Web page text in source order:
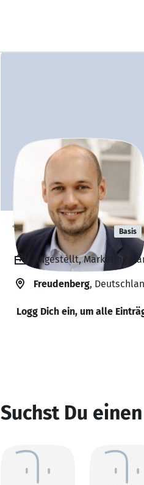
Timo Becker Basis
Angestellt, Marketing
Freudenberg,
Logg Dich ein, um alle
Suchst Du